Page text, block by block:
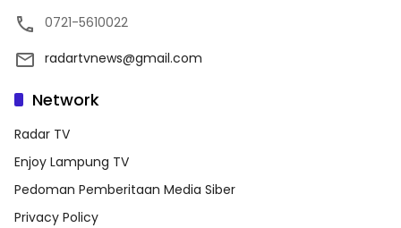
0721-5610022
radartvnews@gmail.com
Network
Radar TV
Enjoy Lampung TV
Pedoman Pemberitaan Media Siber
Privacy Policy